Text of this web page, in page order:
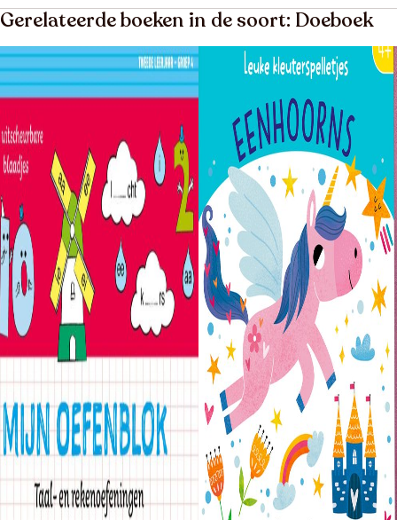
Gerelateerde boeken in de soort: Doeboek